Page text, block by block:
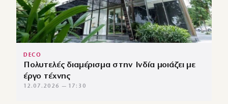
DECO
Πολυτελές διαμέρισμα στην Ινδία μοιάζει με
έργο τέχνης
12.07.2026 — 17:30